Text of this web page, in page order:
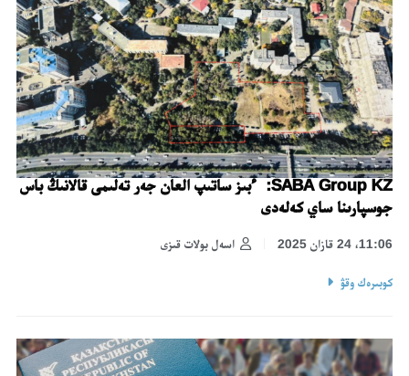
SABA Group KZ: ءبىز ساتىپ العان جەر تەلىمى قالانىڭ باس
جوسپارىنا ساي كەلەدى
اسەل بولات قىزى 11:06، 24 قازان 2025
كوبىرەك وقۋ